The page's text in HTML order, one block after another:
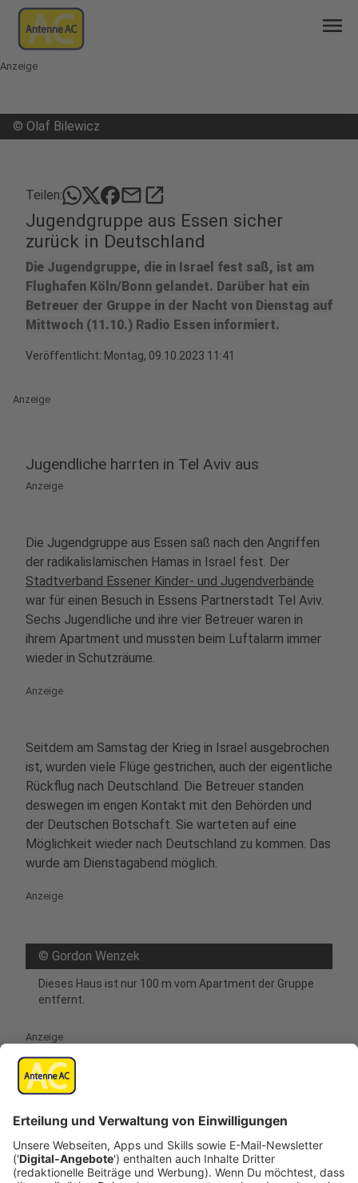
menu
Anzeige
© Olaf Bilewicz
Teilen: mailopen_in_new
Jugendgruppe aus Essen sicher
zurück in Deutschland
Die Jugendgruppe, die in Israel fest saß, ist am
Flughafen Köln/Bonn gelandet. Darüber hat ein
Betreuer der Gruppe in der Nacht von Dienstag auf
Mittwoch (11.10.) Radio Essen informiert.
Veröffentlicht: Montag, 09.10.2023 11:41
Anzeige
Jugendliche harrten in Tel Aviv aus
Anzeige
Die Jugendgruppe aus Essen saß nach den Angriffen
der radikalislamischen Hamas in Israel fest. Der
Stadtverband Essener Kinder- und Jugendverbände
war für einen Besuch in Essens Partnerstadt Tel Aviv.
Sechs Jugendliche und ihre vier Betreuer waren in
ihrem Apartment und mussten beim Luftalarm immer
wieder in Schutzräume.
Anzeige
Seitdem am Samstag der Krieg in Israel ausgebrochen
ist, wurden viele Flüge gestrichen, auch der eigentliche
Rückflug nach Deutschland. Die Betreuer standen
deswegen im engen Kontakt mit den Behörden und
der Deutschen Botschaft. Sie warteten auf eine
Möglichkeit wieder nach Deutschland zu kommen. Das
wurde am Dienstagabend möglich.
Anzeige
© Gordon Wenzek
Dieses Haus ist nur 100 m vom Apartment der Gruppe
entfernt.
Anzeige
Gruppe erlebte Ausnahmezustand hautnah
mit
Anzeige